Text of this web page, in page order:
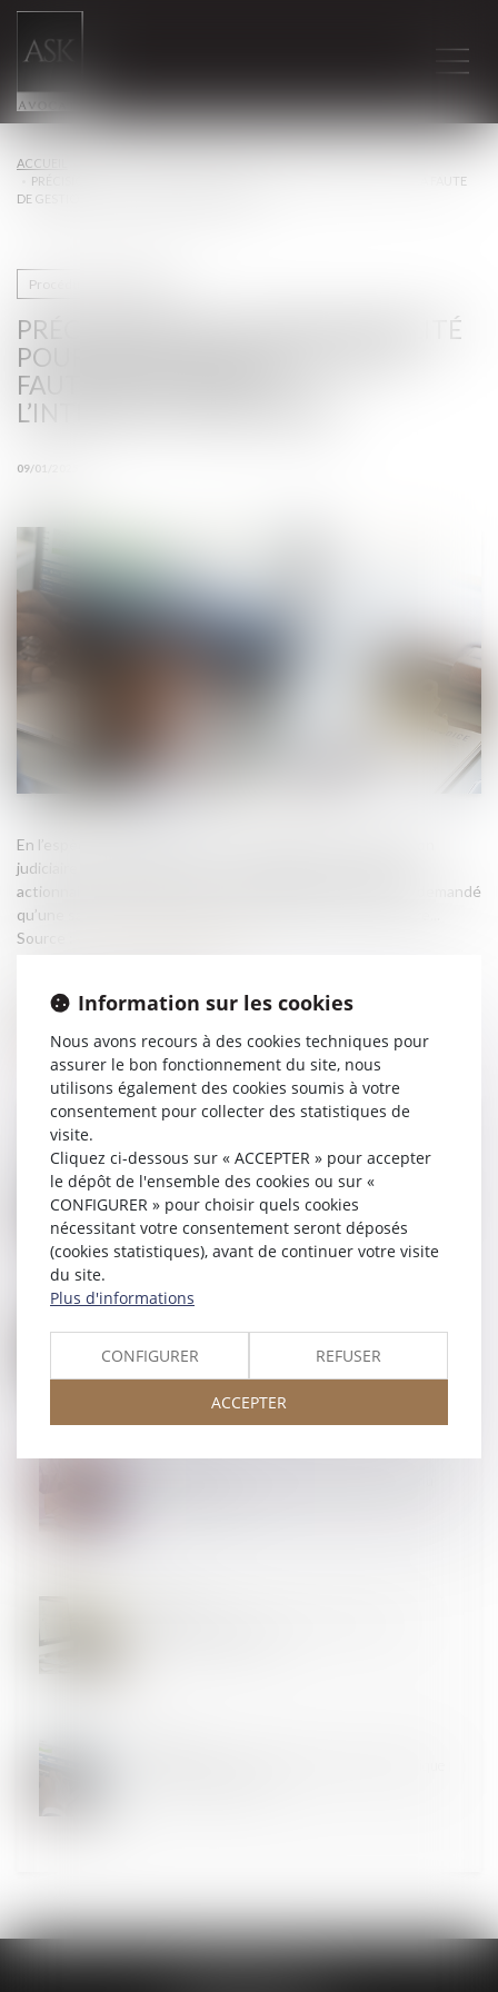
ACCUEIL
PRÉCISIONS SUR LA RESPONSABILITÉ POUR INSUFFISANCE D’ACTIF, LA FAUTE
DE GESTION ET L’INTERDICTION DE GÉRER
PRÉCISIONS SUR LA RESPONSABILITÉ
POUR INSUFFISANCE D’ACTIF, LA
FAUTE DE GESTION ET
L’INTERDICTION DE GÉRER
09/01/2025
Procédures collectives
Source :
En l’espèce, le liquidateur d’une société placée en liquidation
judiciaire avait recherché la responsabilité du président et
actionnaire unique de celle-ci, pour insuffisance d’actif, et demandé
qu’une sanction personnelle soit prononcée à son encontre...
Précisions sur la responsabilité pour insuffisance
d’actif, la faute de gestion et l’interdiction de gérer
09 JANV.
Dépôt des formalités d’entreprises en cas de
difficulté grave : nouvelles dispositions
03JANV.
Information sur les cookies
Nous avons recours à des cookies techniques pour
assurer le bon fonctionnement du site, nous
utilisons également des cookies soumis à votre
consentement pour collecter des statistiques de
visite.
Cliquez ci-dessous sur « ACCEPTER » pour accepter
le dépôt de l'ensemble des cookies ou sur «
CONFIGURER » pour choisir quels cookies
nécessitant votre consentement seront déposés
(cookies statistiques), avant de continuer votre visite
du site.
Plus d'informations
CONFIGURER REFUSER
ACCEPTER